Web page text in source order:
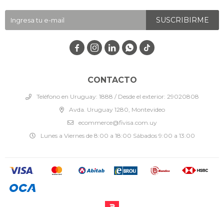
CONTACTO
Teléfono en Uruguay: 1888 / Desde el exterior: 29020808
Avda. Uruguay 1280, Montevideo
ecommerce@fivisa.com.uy
Lunes a Viernes de 8:00 a 18:00 Sábados 9:00 a 13:00
SUSCRIBIRME
   